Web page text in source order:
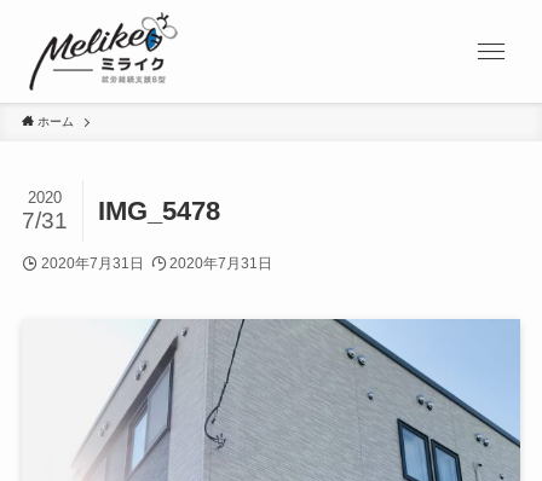
ホーム
IMG_5478
2020
7/31
2020年7月31日 2020年7月31日